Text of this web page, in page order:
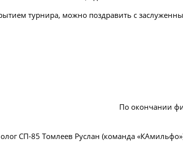
турнира, можно поздравить с
По окончании
СП-85 Томлеев Руслан (команда